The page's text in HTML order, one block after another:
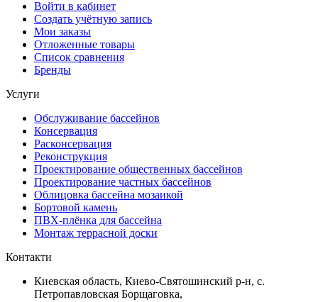
Войти в кабинет
Создать учётную запись
Мои заказы
Отложенные товары
Список сравнения
Бренды
Услуги
Обслуживание бассейнов
Консервация
Расконсервация
Реконструкция
Проектирование общественных бассейнов
Проектирование частных бассейнов
Облицовка бассейна мозаикой
Бортовой камень
ПВХ-плёнка для бассейна
Монтаж террасной доски
Контакти
Киевская область, Киево-Святошинский р-н, c.
Петропавловская Борщаговка,